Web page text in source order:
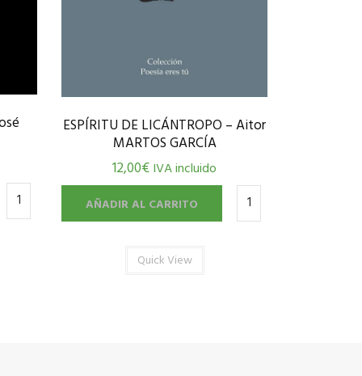
ESPÍRITU DE LICÁNTROPO – Aitor
MARTOS GARCÍA
12,00€IVA incluido
AÑADIR AL CARRITO
Quick View